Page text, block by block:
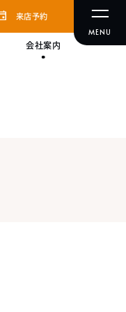
来店予約
会社案内